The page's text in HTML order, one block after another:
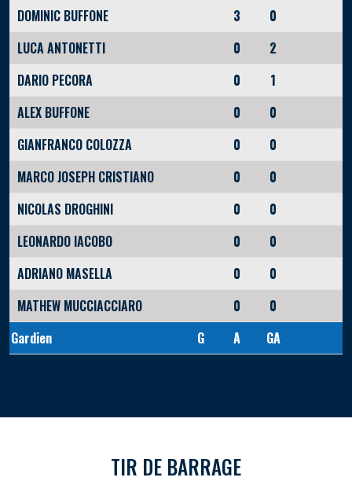
DOMINIC BUFFONE 3
0
LUCA ANTONETTI
0
2
DARIO PECORA
0
1
ALEX BUFFONE
0
0
GIANFRANCO COLOZZA
0
0
MARCO JOSEPH CRISTIANO
0
0
NICOLAS DROGHINI
0
0
LEONARDO IACOBO
0
0
ADRIANO MASELLA
0
0
MATHEW MUCCIACCIARO
0
0
Gardien
G A GA
TIR DE BARRAGE